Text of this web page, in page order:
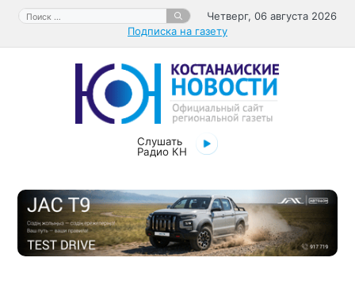
Перейти
содержимому
Поиск:
Четверг, 06 августа 2026
Подписка на газету
Слушать
Радио КН